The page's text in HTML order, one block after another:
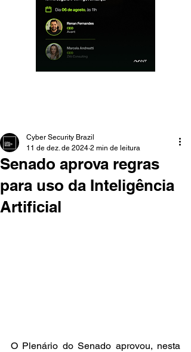
Senado aprova regras
para uso da Inteligência
Artificial
Cyber Security Brazil
11 de dez. de 2024 2 min de leitura
O Plenário do Senado aprovou, nesta